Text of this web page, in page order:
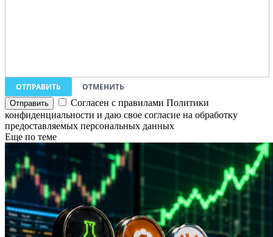
ОТПРАВИТЬ
ОТМЕНИТЬ
Согласен с правилами Политики
конфиденциальности и даю свое согласие на обработку
предоставляемых персональных данных
Еще по теме